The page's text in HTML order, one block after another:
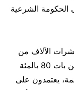
الحكومة الشرعية
الآلاف من
المدنيين بينهم آلاف الأطفال والنساء، في حين بات 80 بالمئة
نحو 30 مليون نسمة، يعتمدون على